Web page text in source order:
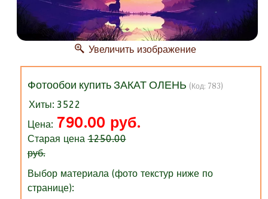
Увеличить изображение
Фотообои купить ЗАКАТ ОЛЕНЬ (Код: 783)
Хиты: 3522
Цена: 790.00 руб.
Старая цена1250.00
руб.
Выбор материала (фото текстур ниже по
странице):